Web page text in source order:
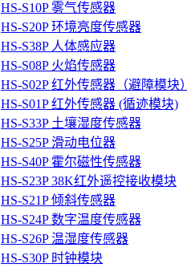
HS-S10P 雾气传感器
HS-S20P 环境亮度传感器
HS-S38P 人体感应器
HS-S08P 火焰传感器
HS-S02P 红外传感器（避障模块）
HS-S01P 红外传感器 (循迹模块)
HS-S33P 土壤湿度传感器
HS-S25P 滑动电位器
HS-S40P 霍尔磁性传感器
HS-S23P 38K红外遥控接收模块
HS-S21P 倾斜传感器
HS-S24P 数字温度传感器
HS-S26P 温湿度传感器
HS-S30P 时钟模块